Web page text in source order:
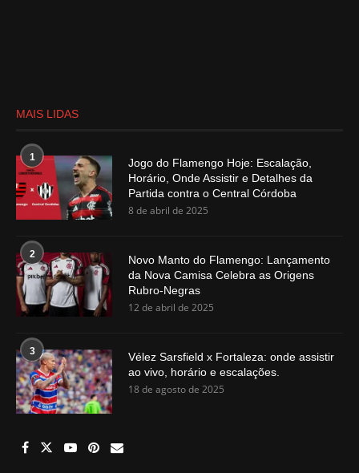
MAIS LIDAS
1
Jogo do Flamengo Hoje: Escalação,
Horário, Onde Assistir e Detalhes da
Partida contra o Central Córdoba
8 de abril de 2025
2
Novo Manto do Flamengo: Lançamento
da Nova Camisa Celebra as Origens
Rubro-Negras
12 de abril de 2025
3
Vélez Sarsfield x Fortaleza: onde assistir
ao vivo, horário e escalações.
18 de agosto de 2025